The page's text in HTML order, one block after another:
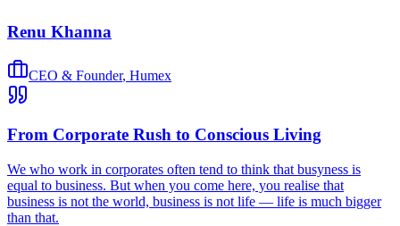
Renu Khanna
CEO & Founder, Humex
From Corporate Rush to Conscious Living
We who work in corporates often tend to think that busyness is
equal to business. But when you come here, you realise that
business is not the world, business is not life — life is much bigger
than that.